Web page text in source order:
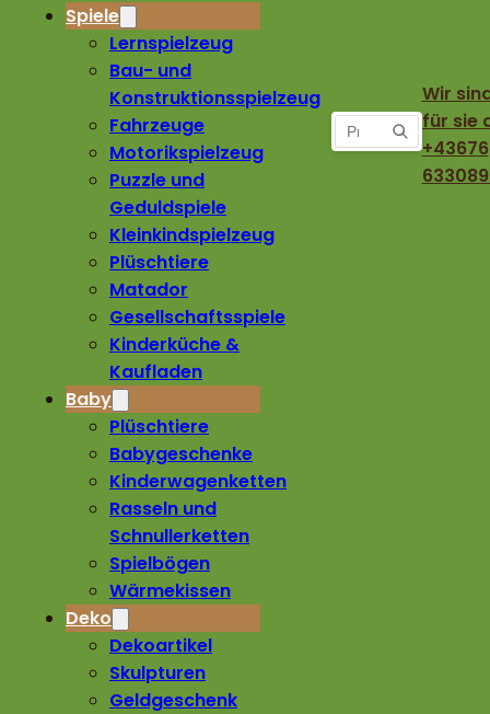
Spiele
Lernspielzeug
Bau- und
Konstruktionsspielzeug
Fahrzeuge
Motorikspielzeug
Puzzle und
Geduldspiele
Kleinkindspielzeug
Plüschtiere
Matador
Gesellschaftsspiele
Kinderküche &
Kaufladen
Baby
Plüschtiere
Babygeschenke
Kinderwagenketten
Rasseln und
Schnullerketten
Spielbögen
Wärmekissen
Deko
Dekoartikel
Skulpturen
Geldgeschenk
Wir
für sie
+43676